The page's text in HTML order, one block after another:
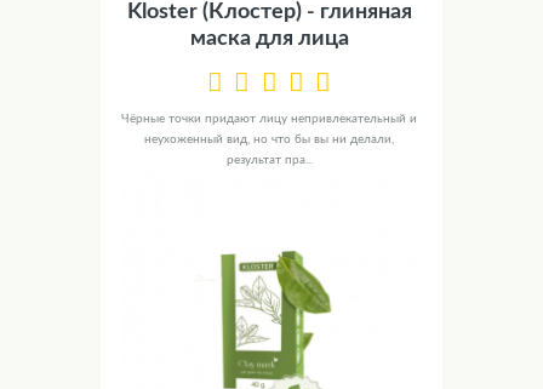
Kloster (Клостер) - глиняная
маска для лица
Чёрные точки придают лицу непривлекательный и
неухоженный вид, но что бы вы ни делали,
результат пра...